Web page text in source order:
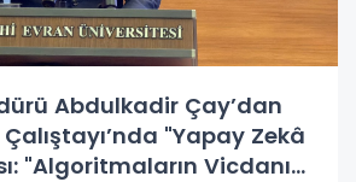
Abdulkadir Çay’dan
"Yapay Zekâ
"Algoritmaların Vicdanı